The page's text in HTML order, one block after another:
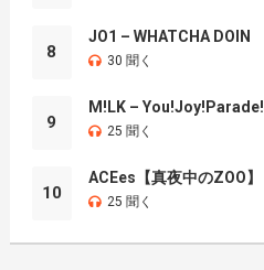
8
JO1 – WHATCHA DOIN
30 聞く
9
M!LK – You!Joy!Parade!
25 聞く
10
ACEes【真夜中のZOO】
25 聞く